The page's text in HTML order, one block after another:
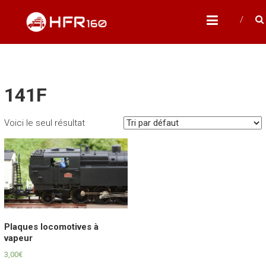
content
HFR160
Modélisme ferroviaire à l'échelle N
141F
Voici le seul résultat
Plaques locomotives à
vapeur
3,00€